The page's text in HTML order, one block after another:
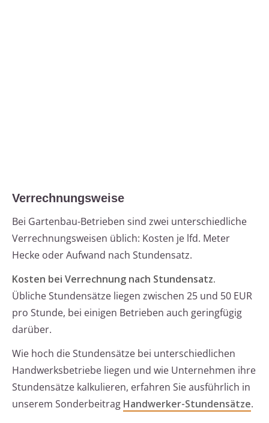
Verrechnungsweise
Bei Gartenbau-Betrieben sind zwei unterschiedliche
Verrechnungsweisen üblich: Kosten je lfd. Meter
Hecke oder Aufwand nach Stundensatz.
Kosten bei Verrechnung nach Stundensatz.
Übliche Stundensätze liegen zwischen 25 und 50 EUR
pro Stunde, bei einigen Betrieben auch geringfügig
darüber.
Wie hoch die Stundensätze bei unterschiedlichen
Handwerksbetriebe liegen und wie Unternehmen ihre
Stundensätze kalkulieren, erfahren Sie ausführlich in
unserem Sonderbeitrag Handwerker-Stundensätze.